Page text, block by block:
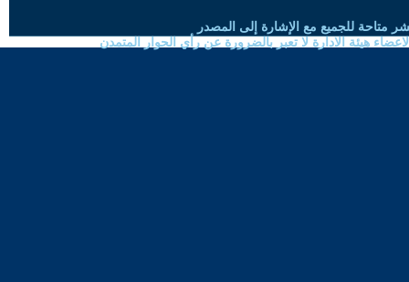
متاحة للجميع مع الإشارة إلى المصدر
هيئة الادارة لا تعبر بالضرورة عن رأي الحوار المتمدن